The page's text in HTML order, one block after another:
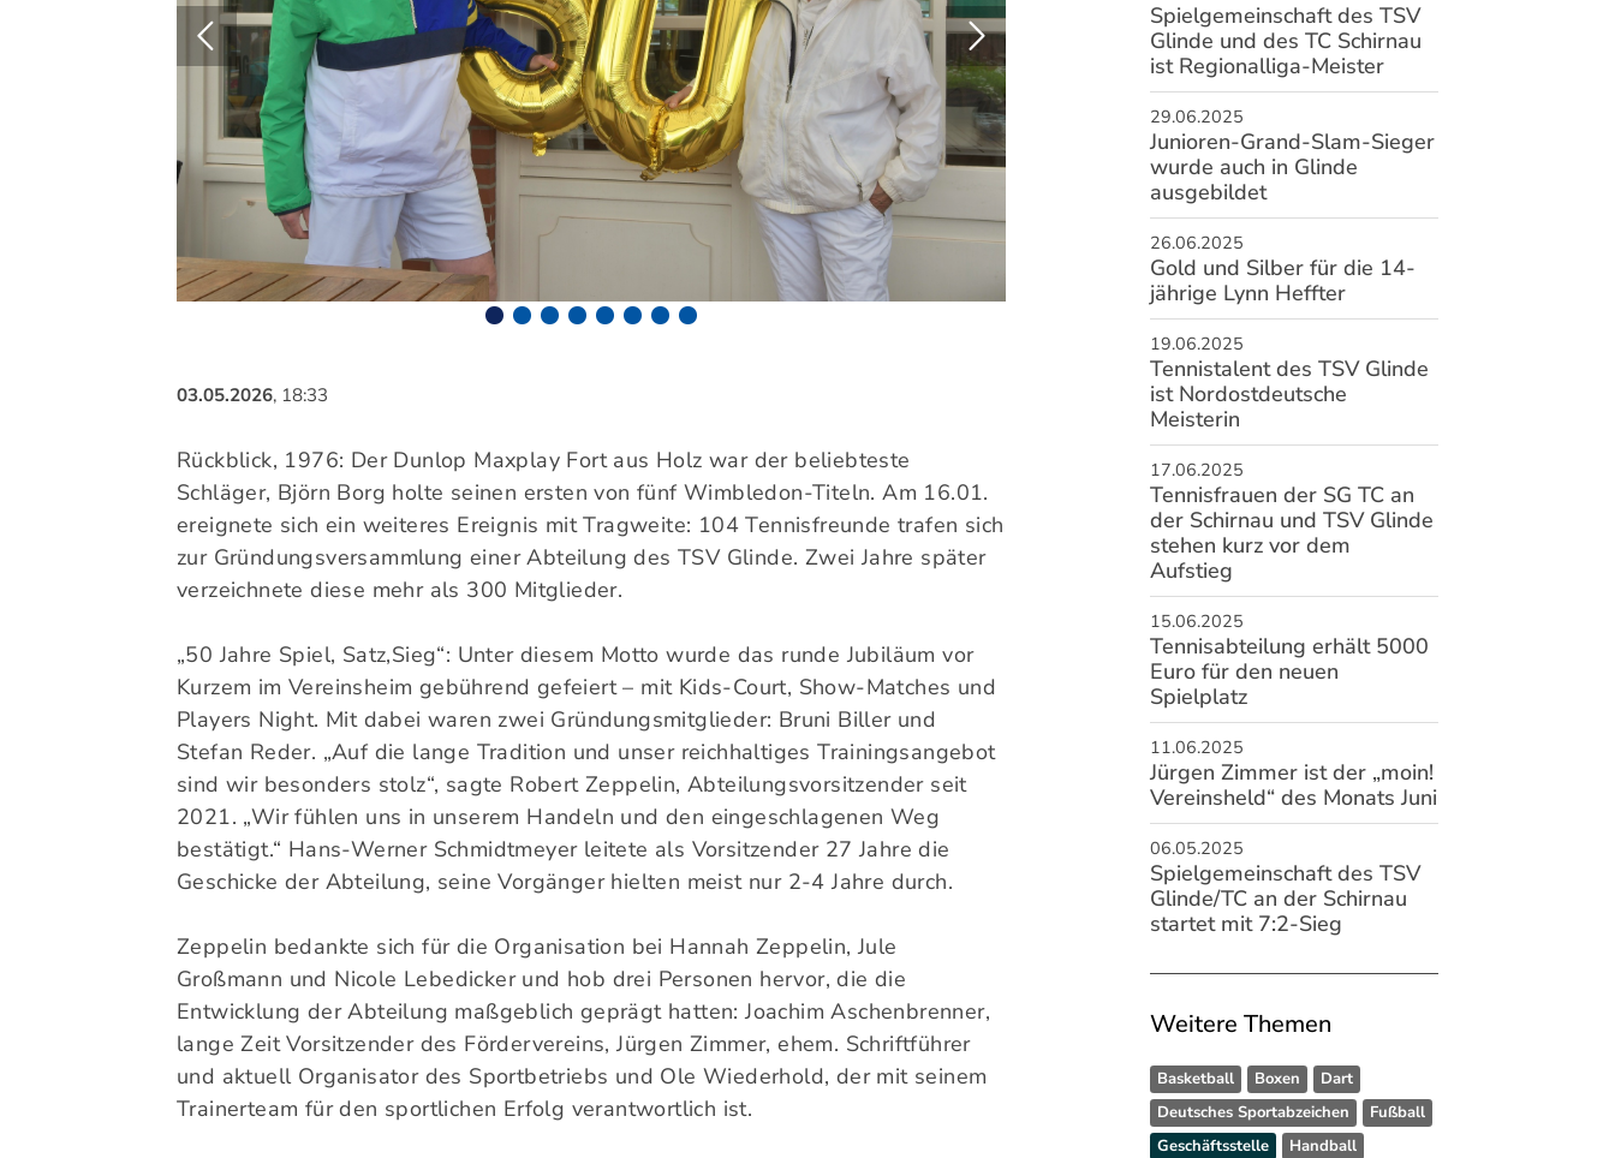
03.05.2026, 18:33
Rückblick, 1976: Der Dunlop Maxplay Fort aus Holz war der beliebteste
Schläger, Björn Borg holte seinen ersten von fünf Wimbledon-Titeln. Am 16.01.
ereignete sich ein weiteres Ereignis mit Tragweite: 104 Tennisfreunde trafen sich
zur Gründungsversammlung einer Abteilung des TSV Glinde. Zwei Jahre später
verzeichnete diese mehr als 300 Mitglieder.
„50 Jahre Spiel, Satz,Sieg“: Unter diesem Motto wurde das runde Jubiläum vor
Kurzem im Vereinsheim gebührend gefeiert – mit Kids-Court, Show-Matches und
Players Night. Mit dabei waren zwei Gründungsmitglieder: Bruni Biller und
Stefan Reder. „Auf die lange Tradition und unser reichhaltiges Trainingsangebot
sind wir besonders stolz“, sagte Robert Zeppelin, Abteilungsvorsitzender seit
2021. „Wir fühlen uns in unserem Handeln und den eingeschlagenen Weg
bestätigt.“ Hans-Werner Schmidtmeyer leitete als Vorsitzender 27 Jahre die
Geschicke der Abteilung, seine Vorgänger hielten meist nur 2-4 Jahre durch.
Zeppelin bedankte sich für die Organisation bei Hannah Zeppelin, Jule
Großmann und Nicole Lebedicker und hob drei Personen hervor, die die
Entwicklung der Abteilung maßgeblich geprägt hatten: Joachim Aschenbrenner,
lange Zeit Vorsitzender des Fördervereins, Jürgen Zimmer, ehem. Schriftführer
und aktuell Organisator des Sportbetriebs und Ole Wiederhold, der mit seinem
Trainerteam für den sportlichen Erfolg verantwortlich ist.
Spielgemeinschaft des TSV
Glinde und des TC Schirnau
ist Regionalliga-Meister
29.06.2025
Junioren-Grand-Slam-Sieger
wurde auch in Glinde
ausgebildet
26.06.2025
Gold und Silber für die 14-
jährige Lynn Heffter
19.06.2025
Tennistalent des TSV Glinde
ist Nordostdeutsche
Meisterin
17.06.2025
Tennisfrauen der SG TC an
der Schirnau und TSV Glinde
stehen kurz vor dem
Aufstieg
15.06.2025
Tennisabteilung erhält 5000
Euro für den neuen
Spielplatz
11.06.2025
Jürgen Zimmer ist der „moin!
Vereinsheld“ des Monats Juni
06.05.2025
Spielgemeinschaft des TSV
Glinde/TC an der Schirnau
startet mit 7:2-Sieg
Weitere Themen
Basketball Boxen
Dart
Deutsches Sportabzeichen
Fußball
Geschäftsstelle
Handball
Quicklinks
Sportangebote finden
Unser Sportangebot
Sportsuche
Ausfälle und Vertretungen
Deutsches Sportabzeichen
Mitglieder-Service
Alles zur Mitgliedschaft
Downloads
Termine
Fragen & Antworten
Geschäftsstelle
TSV Glinde von 1930 e. V.
Am Sportplatz 98a
21509 Glinde
040 - 710 72 15
info@tsv-glinde.de